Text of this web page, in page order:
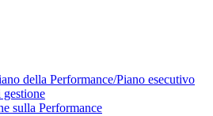
della Performance/Piano esecutivo
gestione
sulla Performance